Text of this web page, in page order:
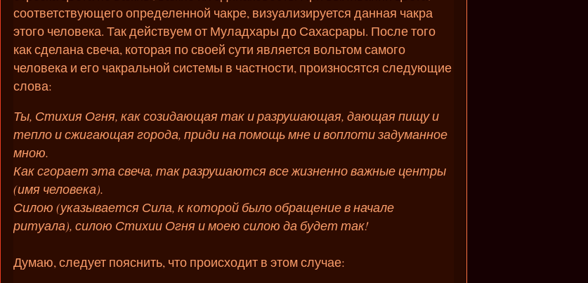
соответствующего определенной чакре, визуализируется данная чакра
этого человека. Так действуем от Муладхары до Сахасрары. После того
как сделана свеча, которая по своей сути является вольтом самого
человека и его чакральной системы в частности, произносятся следующие
слова:
Ты, Стихия Огня, как созидающая так и разрушающая, дающая пищу и
тепло и сжигающая города, приди на помощь мне и воплоти задуманное
мною.
Как сгорает эта свеча, так разрушаются все жизненно важные центры
(имя человека).
Силою (указывается Сила, к которой было обращение в начале
ритуала), силою Стихии Огня и моею силою да будет так!
Думаю, следует пояснить, что происходит в этом случае: